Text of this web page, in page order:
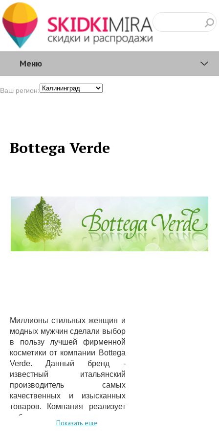
Меню
Ваш регион:
Bottega Verde
Миллионы стильных женщин и
модных мужчин сделали выбор
в пользу лучшей фирменной
косметики от компании Bottega
Verde. Данный бренд -
известный итальянский
производитель самых
качественных и изысканных
товаров. Компания реализует
собственную продукцию в
огромной сети магазинов,
Показать еще